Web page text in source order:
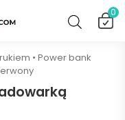
0
• Power bank